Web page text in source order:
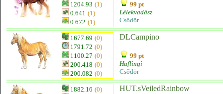
1204.93 (1)
0.641 (1)
0.672 (1)
99 pt
Lélekvadász
Csődör
1677.69 (0)
1791.72 (0)
1100.27 (0)
200.418 (0)
200.082 (0)
DLCampino
99 pt
Haflingi
Csődör
1882.16 (0)
HUT.sVeiledRainbow